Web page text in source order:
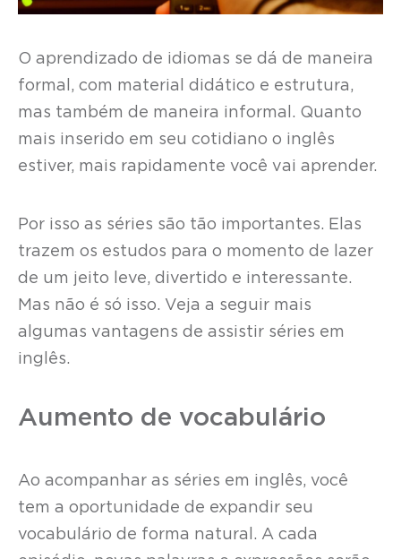
O aprendizado de idiomas se dá de maneira
formal, com material didático e estrutura,
mas também de maneira informal. Quanto
mais inserido em seu cotidiano o inglês
estiver, mais rapidamente você vai aprender.
Por isso as séries são tão importantes. Elas
trazem os estudos para o momento de lazer
de um jeito leve, divertido e interessante.
Mas não é só isso. Veja a seguir mais
algumas vantagens de assistir séries em
inglês.
Aumento de vocabulário
Ao acompanhar as séries em inglês, você
tem a oportunidade de expandir seu
vocabulário de forma natural. A cada